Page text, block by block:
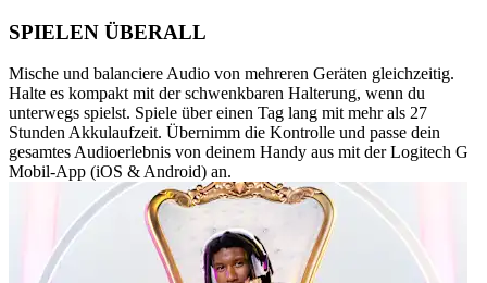
SPIELEN ÜBERALL
Mische und balanciere Audio von mehreren Geräten gleichzeitig.
Halte es kompakt mit der schwenkbaren Halterung, wenn du
unterwegs spielst. Spiele über einen Tag lang mit mehr als 27
Stunden Akkulaufzeit. Übernimm die Kontrolle und passe dein
gesamtes Audioerlebnis von deinem Handy aus mit der Logitech G
Mobil-App (iOS & Android) an.